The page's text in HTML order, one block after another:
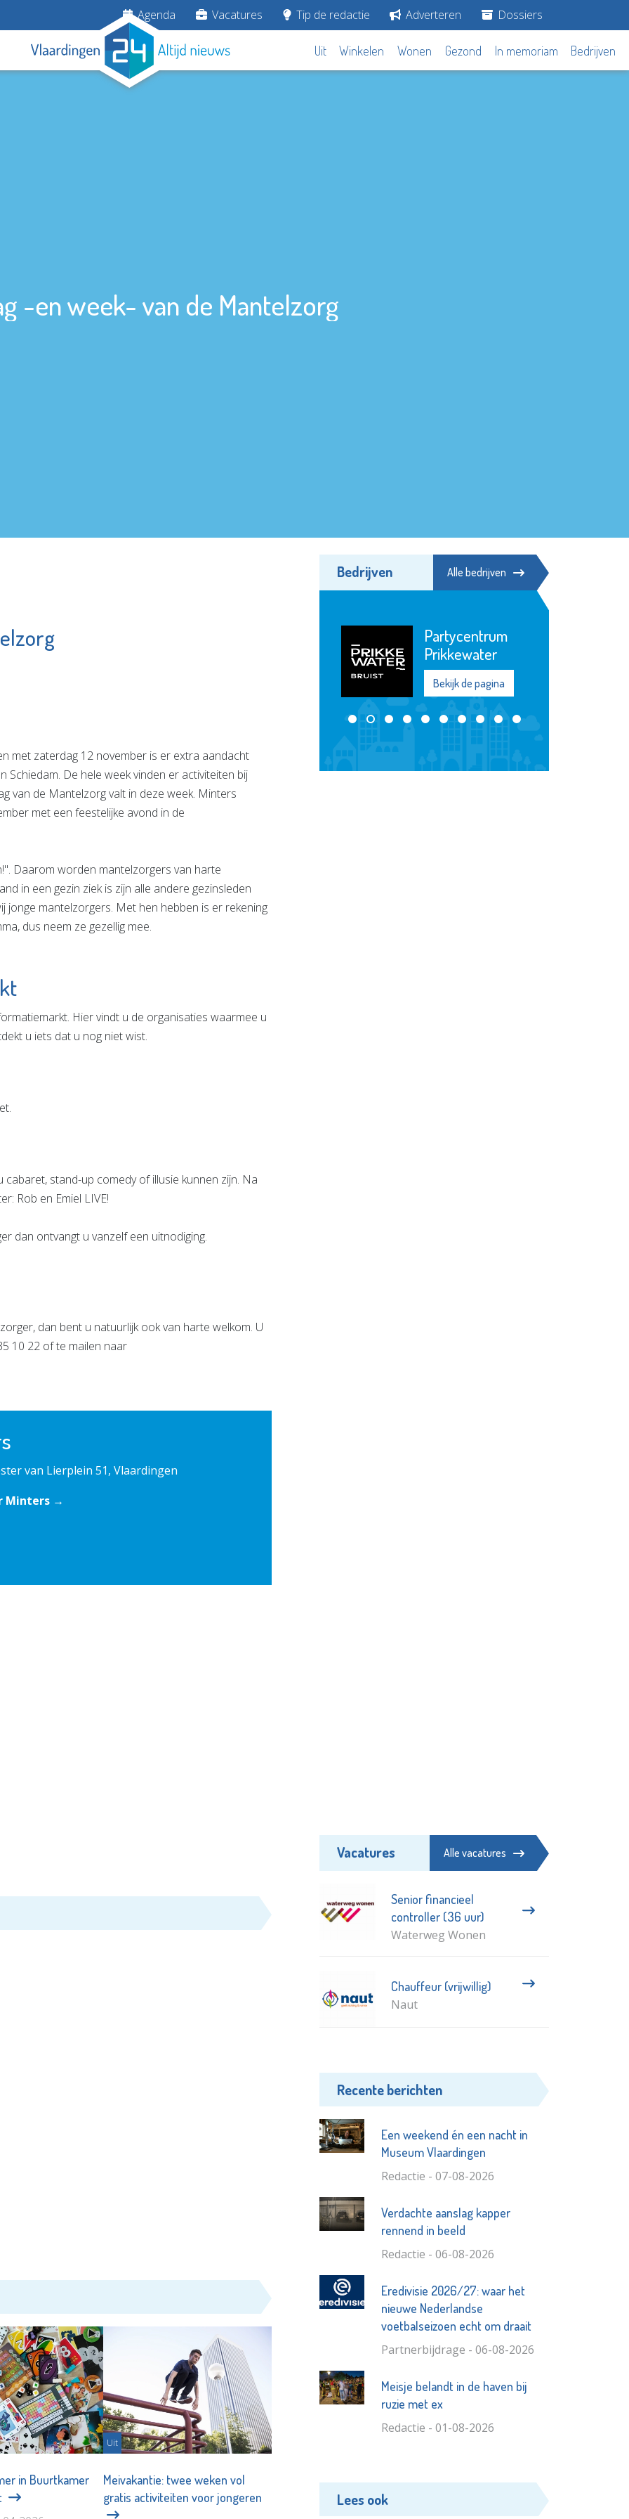
Agenda Vacatures Tip de redactie Adverteren Dossiers
Uit Winkelen Wonen Gezond In memoriam Bedrijven
-en week- van de Mantelzorg
met zaterdag 12 november is er extra aandacht
De hele week vinden er activiteiten bij
van de Mantelzorg valt in deze week. Minters
met een feestelijke avond in de
Daarom worden mantelzorgers van harte
in een gezin ziek is zijn alle andere gezinsleden
jonge mantelzorgers. Met hen hebben is er rekening
dus neem ze gezellig mee.
Hier vindt u de organisaties waarmee u
u iets dat u nog niet wist.
stand-up comedy of illusie kunnen zijn. Na
Rob en Emiel LIVE!
dan ontvangt u vanzelf een uitnodiging.
dan bent u natuurlijk ook van harte welkom. U
10 22 of te mailen naar
van Lierplein 51, Vlaardingen
Minters →
in Buurtkamer
Uit
Meivakantie: twee weken vol
gratis activiteiten voor jongeren
Bedrijven Alle bedrijven
Partycentrum
Prikkewater
Bekijk de pagina
Vacatures Alle vacatures
Senior financieel
controller (36 uur)
Waterweg Wonen
Chauffeur (vrijwillig)
Naut
Recente berichten
Een weekend én een nacht in
Museum Vlaardingen
Redactie - 07-08-2026
Verdachte aanslag kapper
rennend in beeld
Redactie - 06-08-2026
Eredivisie 2026/27: waar het
nieuwe Nederlandse
voetbalseizoen echt om draait
Partnerbijdrage - 06-08-2026
Meisje belandt in de haven bij
ruzie met ex
Redactie - 01-08-2026
Lees ook